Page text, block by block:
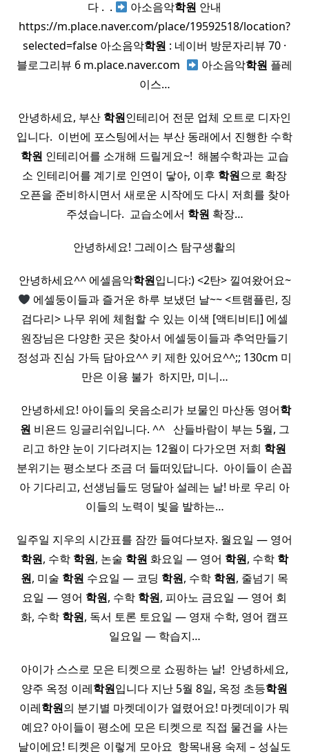
다 . ​ .​
아소음악학원 안내
https://m.place.naver.com/place/19592518/location?
selected=false 아소음악학원 : 네이버 방문자리뷰 70 ·
블로그리뷰 6 m.place.naver.com ​
아소음악학원 플레
이스…
안녕하세요, 부산 학원인테리어 전문 업체 오트로 디자인
입니다. ​ 이번에 포스팅에서는 부산 동래에서 진행한 수학
학원 인테리어를 소개해 드릴게요~! ​ 해봄수학과는 교습
소 인테리어를 계기로 인연이 닿아, 이후 학원으로 확장
오픈을 준비하시면서 새로운 시작에도 다시 저희를 찾아
주셨습니다. ​ 교습소에서 학원 확장…
안녕하세요! 그레이스 탐구생활의
안녕하세요^^ 에셀음악학원입니다:) <2탄> 낄여왔어요~
에셀둥이들과 즐거운 하루 보냈던 날~~ <트램플린, 징
검다리> 나무 위에 체험할 수 있는 이색 [액티비티] 에셀
원장님은 다양한 곳은 찾아서 에셀둥이들과 추억만들기
정성과 진심 가득 담아요^^ 키 제한 있어요^^;; 130cm 미
만은 이용 불가 ​ 하지만, 미니…
​ 안녕하세요! 아이들의 웃음소리가 보물인 마산동 영어학
원 비욘드 잉글리쉬입니다. ^^ ​ ​ 산들바람이 부는 5월, 그
리고 하얀 눈이 기다려지는 12월이 다가오면 저희 학원
분위기는 평소보다 조금 더 들떠있답니다. ​ 아이들이 손꼽
아 기다리고, 선생님들도 덩달아 설레는 날! 바로 우리 아
이들의 노력이 빛을 발하는…
일주일 지우의 시간표를 잠깐 들여다보자. 월요일 — 영어
학원, 수학 학원, 논술 학원 화요일 — 영어 학원, 수학 학
원, 미술 학원 수요일 — 코딩 학원, 수학 학원, 줄넘기 목
요일 — 영어 학원, 수학 학원, 피아노 금요일 — 영어 회
화, 수학 학원, 독서 토론 토요일 — 영재 수학, 영어 캠프
일요일 — 학습지…
아이가 스스로 모은 티켓으로 쇼핑하는 날! ​ 안녕하세요,
양주 옥정 이레학원입니다 지난 5월 8일, 옥정 초등학원
이레학원의 분기별 마켓데이가 열렸어요! 마켓데이가 뭐
예요? 아이들이 평소에 모은 티켓으로 직접 물건을 사는
날이에요! 티켓은 이렇게 모아요 ​ 항목내용 숙제 – 성실도